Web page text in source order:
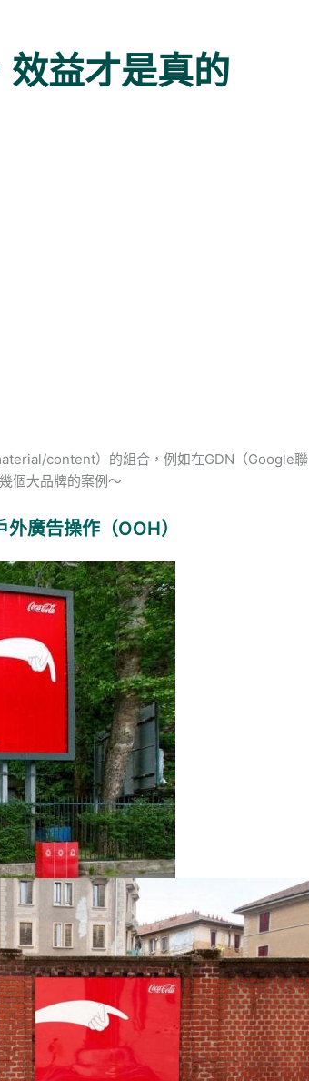
益才是真的
content）的組合，例如在GDN（Google聯
個大品牌的案例～
廣告操作（OOH）